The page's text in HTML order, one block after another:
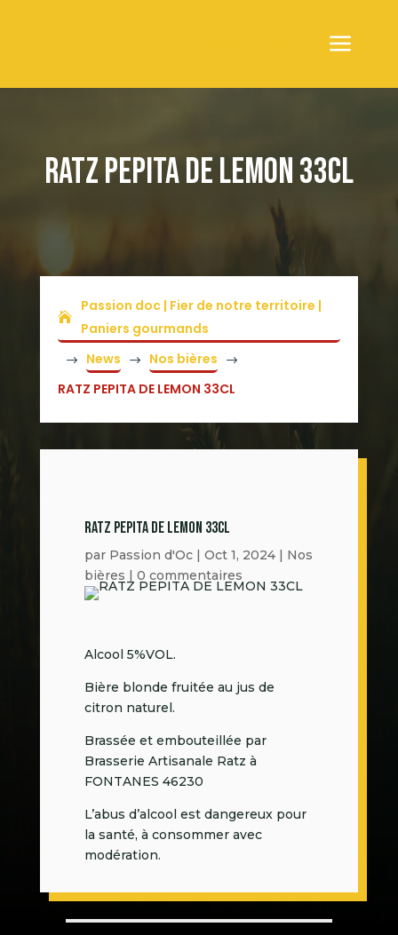
RATZ PEPITA DE LEMON 33CL
Passion doc | Fier de notre territoire |
Paniers gourmands
$ News $ Nos bières $
RATZ PEPITA DE LEMON 33CL
RATZ PEPITA DE LEMON 33CL
par Passion d'Oc| Oct 1, 2024| Nos
bières | 0 commentaires
Alcool 5%VOL.
Bière blonde fruitée au jus de
citron naturel.
Brassée et embouteillée par
Brasserie Artisanale Ratz à
FONTANES 46230
L’abus d’alcool est dangereux pour
la santé, à consommer avec
modération.